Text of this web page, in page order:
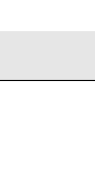
y confiabilidad.